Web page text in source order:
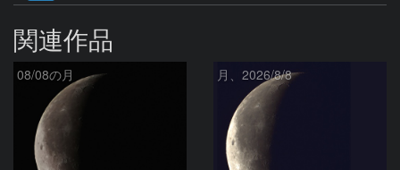
関連作品
08/08の月 月、2026/8/8